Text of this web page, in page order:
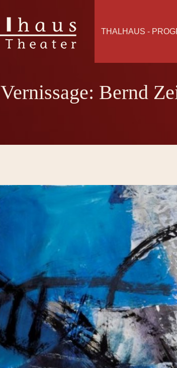
THALHAUS -
Vernissage: Bernd